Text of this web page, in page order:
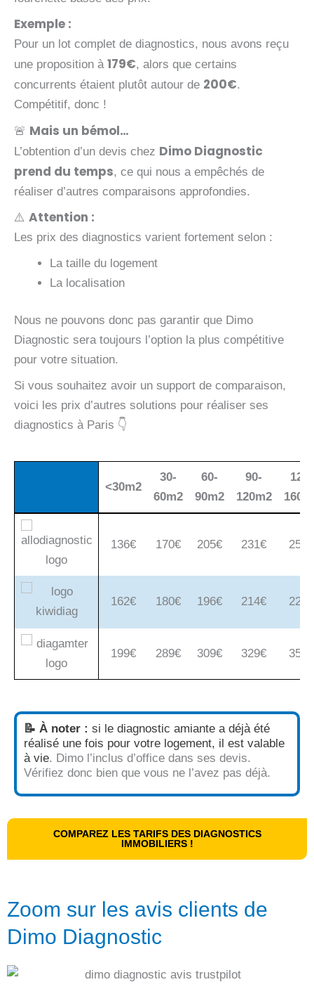
Exemple :
Pour un lot complet de diagnostics, nous avons reçu
une proposition à 179€, alors que certains
concurrents étaient plutôt autour de 200€.
Compétitif, donc !
🚨 Mais un bémol…
L’obtention d’un devis chez Dimo Diagnostic
prend du temps, ce qui nous a empêchés de
réaliser d’autres comparaisons approfondies.
⚠️ Attention :
Les prix des diagnostics varient fortement selon :
La taille du logement
La localisation
Nous ne pouvons donc pas garantir que Dimo
Diagnostic sera toujours l’option la plus compétitive
pour votre situation.
Si vous souhaitez avoir un support de comparaison,
voici les prix d’autres solutions pour réaliser ses
diagnostics à Paris 👇
<30m2
30-
60m2
60-
90m2
90-
120m2
120-
60m2
90m2
120m2
136€ 170€ 205€ 231€ 254€
162€ 180€ 196€ 214€ 228€
199€ 289€ 309€ 329€ 359€
📝 À noter : si le diagnostic amiante a déjà été
réalisé une fois pour votre logement, il est valable
à vie. Dimo l’inclus d’office dans ses devis.
Vérifiez donc bien que vous ne l’avez pas déjà.
COMPAREZ LES TARIFS DES DIAGNOSTICS
IMMOBILIERS !
Zoom sur les avis clients de
Dimo Diagnostic